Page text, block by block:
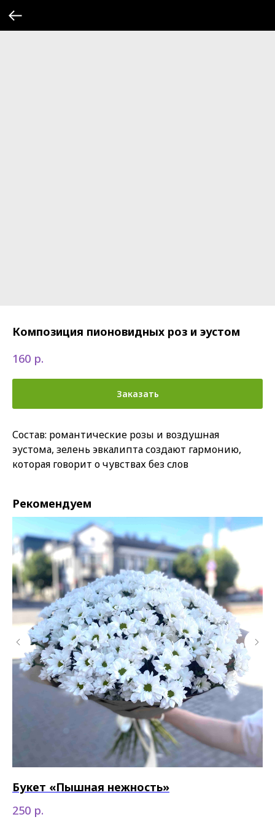
Композиция пионовидных роз и эустом
160 р.
Заказать
Состав: романтические розы и воздушная
эустома, зелень эвкалипта создают гармонию,
которая говорит о чувствах без слов
Рекомендуем
Букет «Пышная нежность»
250 р.